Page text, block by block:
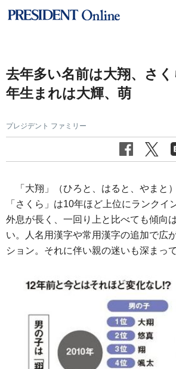
去年多い名前は大翔、さ
年生まれは大輝、萌
プレジデント ファミリー
「大翔」（ひろと、はると、やまと
「さくら」は10年ほど上位にランクイ
外息が長く、一回り上と比べても傾向
い。人名用漢字や常用漢字の追加で広
ション。それに伴い親の迷いも深まっ